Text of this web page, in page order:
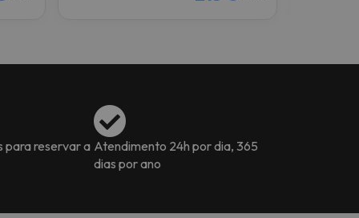
para reservar a Atendimento 24h por dia, 365
dias por ano